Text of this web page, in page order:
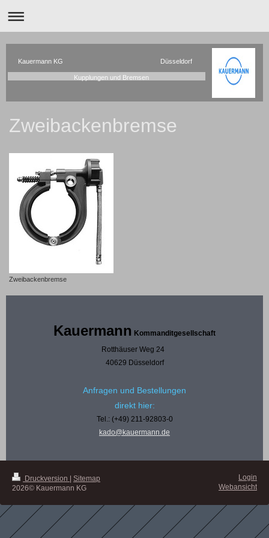
Kauermann KG Düsseldorf
Kupplungen und Bremsen
Zweibackenbremse
Zweibackenbremse
Kauermann Kommanditgesellschaft
Rotthäuser Weg 24
40629 Düsseldorf
Anfragen und Bestellungen
direkt hier:
Tel.: (+49) 211-92803-0
kado@kauermann.de
Druckversion | Sitemap
2026© Kauermann KG
Login
Webansicht